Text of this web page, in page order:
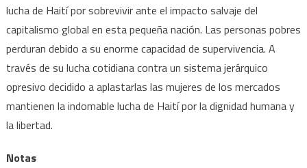
lucha de Haití por sobrevivir ante el impacto salvaje del
capitalismo global en esta pequeña nación. Las personas pobres
perduran debido a su enorme capacidad de supervivencia. A
través de su lucha cotidiana contra un sistema jerárquico
opresivo decidido a aplastarlas las mujeres de los mercados
mantienen la indomable lucha de Haití por la dignidad humana y
la libertad.
Notas